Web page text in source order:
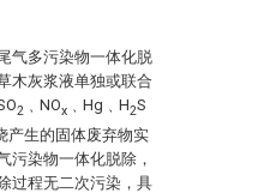
气多污染物一体化脱
木灰浆液单独或联合
2 ﹑NOx ﹑Hg﹑H2S
产生的固体废弃物实
污染物一体化脱除，
过程无二次污染，具